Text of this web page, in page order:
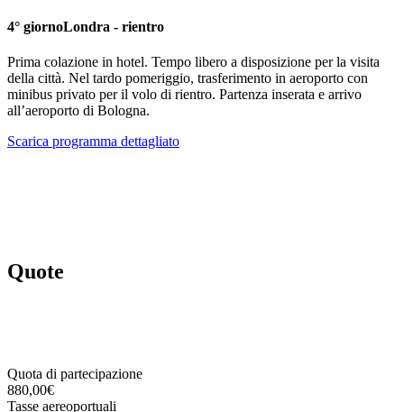
4° giornoLondra - rientro
Prima colazione in hotel. Tempo libero a disposizione per la visita
della città. Nel tardo pomeriggio, trasferimento in aeroporto con
minibus privato per il volo di rientro. Partenza inserata e arrivo
all’aeroporto di Bologna.
Scarica programma dettagliato
Quote
Quota di partecipazione
880,00€
Tasse aereoportuali